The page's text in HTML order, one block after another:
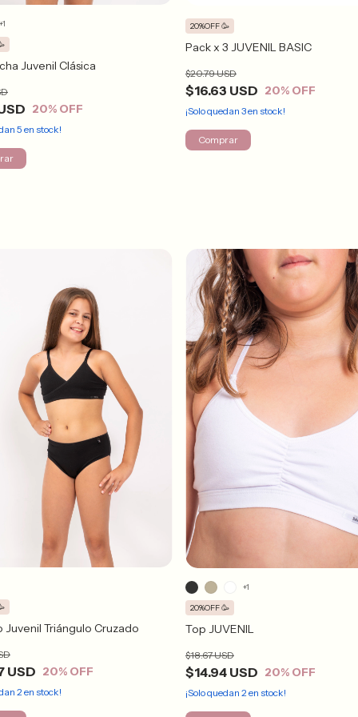
Juvenil Clásica
20% OFF
5 en stock!
+1
Pack x 3 JUVENIL BASIC
$16.63 USD
$20.79 USD
20% OFF
20%OFF 🥳
¡Solo quedan 3en stock!
Comprar
Juvenil Triángulo Cruzado
USD 20% OFF
2 en stock!
Top JUVENIL
$14.94 USD
$18.67 USD
20% OFF
20%OFF 🥳
¡Solo quedan 2 en stock!
+1